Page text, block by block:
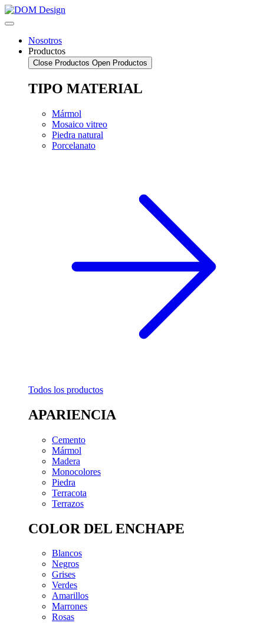
Saltar
al
Nosotros
Productos
Close Productos Open Productos
TIPO MATERIAL
Mármol
Mosaico vitreo
Piedra natural
Porcelanato
Todos los productos
APARIENCIA
Cemento
Mármol
Madera
Monocolores
Piedra
Terracota
Terrazos
COLOR DEL ENCHAPE
Blancos
Negros
Grises
Verdes
Amarillos
Marrones
Rosas